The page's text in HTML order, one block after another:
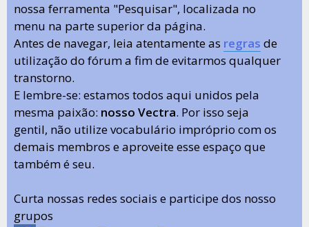
nossa ferramenta "Pesquisar", localizada no
menu na parte superior da página.
Antes de navegar, leia atentamente as regras de
utilização do fórum a fim de evitarmos qualquer
transtorno.
E lembre-se: estamos todos aqui unidos pela
mesma paixão: nosso Vectra. Por isso seja
gentil, não utilize vocabulário impróprio com os
demais membros e aproveite esse espaço que
também é seu.
Curta nossas redes sociais e participe dos nosso
grupos